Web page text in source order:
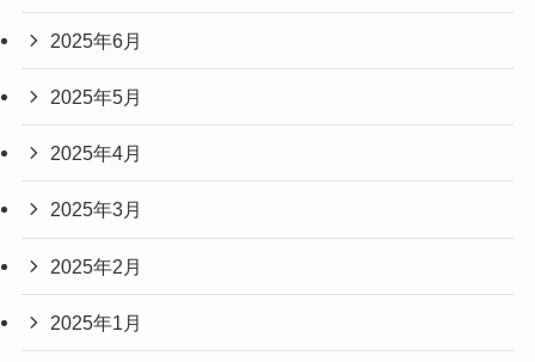
2025年6月
2025年5月
2025年4月
2025年3月
2025年2月
2025年1月